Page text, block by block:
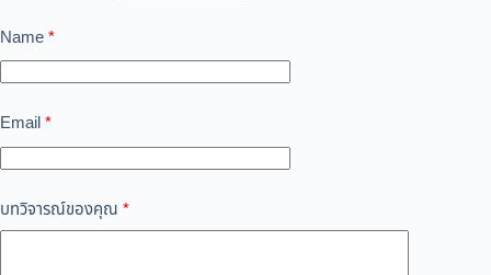
Name*
Email*
บทวิจารณ์ของคุณ *